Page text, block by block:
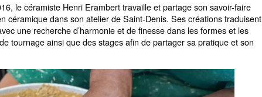
le céramiste Henri Erambert travaille et partage son savoir-faire
céramique dans son atelier de Saint-Denis. Ses créations traduisent
une recherche d’harmonie et de finesse dans les formes et les
tournage ainsi que des stages afin de partager sa pratique et son